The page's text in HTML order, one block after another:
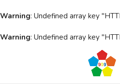
Warning: Undefined array key
Warning: Undefined array key